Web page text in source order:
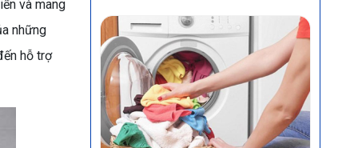
và mang
những
hỗ trợ
cuộc sống cho gia đình. Giữa vô vàn mẫu
mã và công nghệ trên thị trường, việc lựa
chọn một chiếc máy giặt ưng ý, vừa chất
lượng, vừa phù hợp với nhu cầu sử dụng
và túi tiền của gia đình là điều không hề dễ
dàng. Bài viết này sẽ chia sẻ những kinh
nghiệm "xương máu" giúp bạn đưa ra